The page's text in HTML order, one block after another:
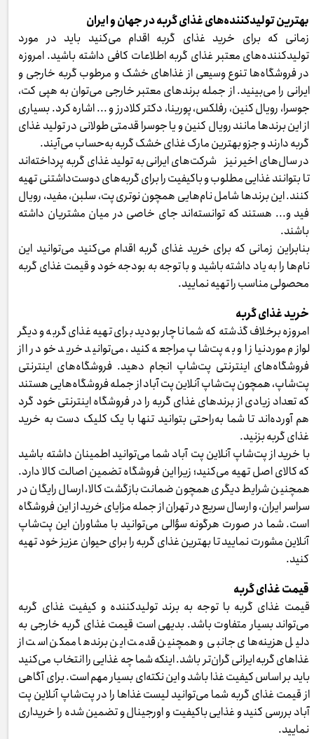
بهترین تولیدکننده‌های غذای گربه در جهان و ایران
زمانی که برای خرید غذای گربه اقدام می‌کنید باید در مورد
تولیدکننده‌های معتبر غذای گربه اطلاعات کافی داشته باشید. امروزه
در فروشگاه‌ها تنوع وسیعی از غذاهای خشک و مرطوب گربه خارجی و
ایرانی را می‌بینید. از جمله برندهای معتبر خارجی می‌توان به هپی کت،
جوسرا، رویال کنین، رفلکس، پورینا، دکتر کلادرز و ... اشاره کرد. بسیاری
از این برندها مانند رویال کنین و یا جوسرا قدمتی طولانی در تولید غذای
گربه دارند و جزو بهترین مارک غذای خشک گربه به‌حساب می‌آیند.
در سال‌های اخیر نیز شرکت‌های ایرانی به تولید غذای گربه پرداخته‌اند
تا بتوانند غذایی مطلوب و باکیفیت را برای گربه‌های دوست‌داشتنی تهیه
کنند. این برندها شامل نام‌هایی همچون نوتری پت، سلبن، مفید، رویال
فید و... هستند که توانسته‌اند جای خاصی در میان مشتریان داشته
باشند.
بنابراین زمانی که برای خرید غذای گربه اقدام می‌کنید می‌توانید این
نام‌ها را به یاد داشته باشید و با توجه به بودجه خود و قیمت غذای گربه
محصولی مناسب را تهیه نمایید.
خرید غذای گربه
امروزه برخلاف گذشته که شما ناچار بودید برای تهیه غذای گربه و دیگر
لوازم موردنیاز او به پت‌شاپ مراجعه کنید، می‌توانید خرید خود را از
فروشگاه‌های اینترنتی پت‌شاپ انجام دهید. فروشگاه‌های اینترنتی
پت‌شاپ، همچون پت‌شاپ آنلاین پت آباد از جمله فروشگاه‌هایی هستند
که تعداد زیادی از برندهای غذای گربه را در فروشگاه اینترنتی خود گرد
هم آورده‌اند تا شما به‌راحتی بتوانید تنها با یک کلیک دست به خرید
غذای گربه بزنید.
با خرید از پت‌شاپ آنلاین پت آباد شما می‌توانید اطمینان داشته باشید
که کالای اصل تهیه می‌کنید؛ زیرا این فروشگاه تضمین اصالت کالا دارد.
همچنین شرایط دیگری همچون ضمانت بازگشت کالا، ارسال رایگان در
سراسر ایران، و ارسال سریع در تهران از جمله مزایای خرید از این فروشگاه
است. شما در صورت هرگونه سؤالی می‌توانید با مشاوران این پت‌شاپ
آنلاین مشورت نمایید تا بهترین غذای گربه را برای حیوان عزیز خود تهیه
کنید.
قیمت غذای گربه
قیمت غذای گربه با توجه به برند تولیدکننده و کیفیت غذای گربه
می‌تواند بسیار متفاوت باشد. بدیهی است قیمت غذای گربه خارجی به
دلیل هزینه‌های جانبی و همچنین قدمت این برندها ممکن است از
غذاهای گربه ایرانی گران‌تر باشد. اینکه شما چه غذایی را انتخاب می‌کنید
باید بر اساس کیفیت غذا باشد و این نکته‌ای بسیار مهم است. برای آگاهی
از قیمت غذای گربه شما می‌توانید لیست غذاها را در پت‌شاپ آنلاین پت
آباد بررسی کنید و غذایی باکیفیت و اورجینال و تضمین شده را خریداری
نمایید.